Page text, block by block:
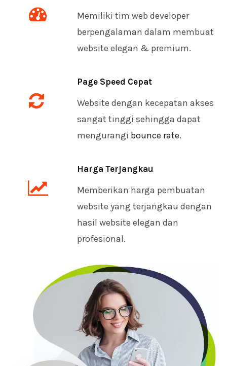
Memiliki tim web developer
berpengalaman dalam membuat
website elegan & premium.
Page Speed Cepat
Website dengan kecepatan akses
sangat tinggi sehingga dapat
mengurangi bounce rate.
Harga Terjangkau
Memberikan harga pembuatan
website yang terjangkau dengan
hasil website elegan dan
profesional.